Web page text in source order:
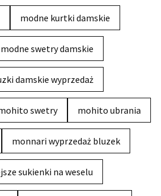
modne kurtki damskie
modne swetry damskie
damskie wyprzedaż
swetry mohito ubrania
monnari wyprzedaż bluzek
sukienki na weselu